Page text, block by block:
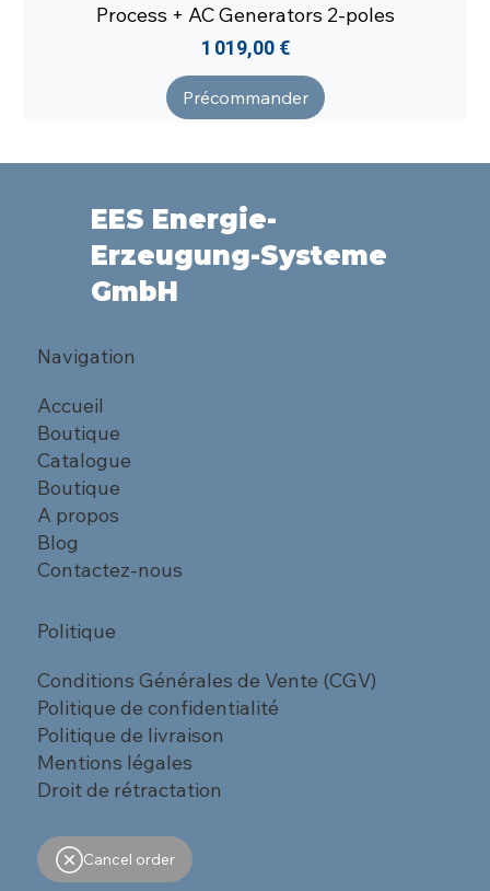
Process + AC Generators 2-poles
Prix
1 019,00 €
Précommander
EES Energie-
Erzeugung-Systeme
GmbH
Navigation
Accueil
Boutique
Catalogue
Boutique
A propos
Blog
Contactez-nous
Politique
Conditions Générales de Vente (CGV)
Politique de confidentialité
Politique de livraison
Mentions légales
Droit de rétractation
Cancel order